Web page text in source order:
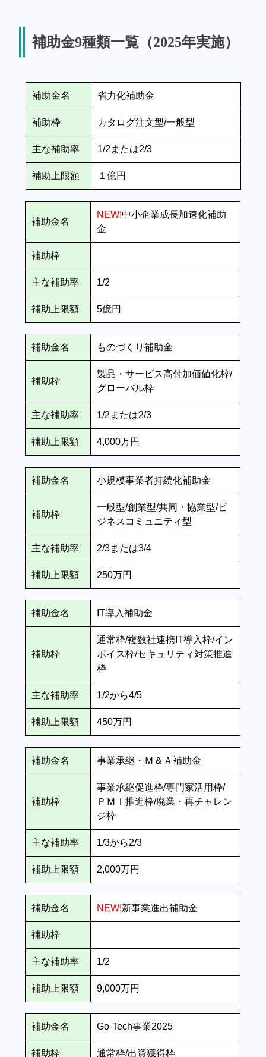
補助金9種類一覧（2025年実施）
補助金名 省力化補助金
補助枠 カタログ注文型/一般型
主な補助率 1/2または2/3
補助上限額 １億円
補助金名
NEW!中小企業成長加速化補助
金
補助枠
主な補助率 1/2
補助上限額 5億円
補助金名 ものづくり補助金
補助枠
製品・サービス高付加価値化枠/
グローバル枠
主な補助率 1/2または2/3
補助上限額 4,000万円
補助金名 小規模事業者持続化補助金
補助枠
一般型/創業型/共同・協業型/ビ
ジネスコミュニティ型
主な補助率 2/3または3/4
補助上限額 250万円
補助金名 IT導入補助金
補助枠
通常枠/複数社連携IT導入枠/イン
ボイス枠/セキュリティ対策推進
枠
主な補助率 1/2から4/5
補助上限額 450万円
補助金名 事業承継・Ｍ＆Ａ補助金
補助枠
事業承継促進枠/専門家活用枠/
ＰＭＩ推進枠/廃業・再チャレン
ジ枠
主な補助率 1/3から2/3
補助上限額 2,000万円
補助金名 NEW!新事業進出補助金
補助枠
主な補助率 1/2
補助上限額 9,000万円
補助金名 Go-Tech事業2025
補助枠 通常枠/出資獲得枠